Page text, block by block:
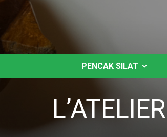
PENCAK SILAT
L’ATELIER